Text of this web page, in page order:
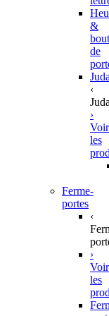
&
de
‹
›
Voir
les
Ferme-
portes
‹
›
Voir
les